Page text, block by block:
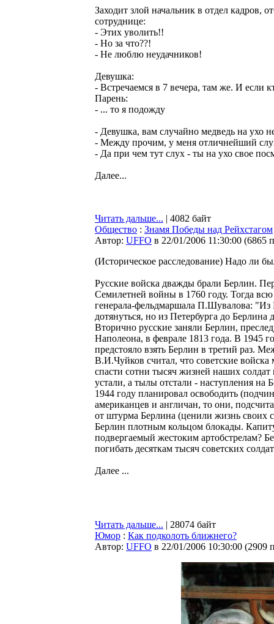
Заходит злой начальник в отдел кадров,
сотруднице:
- Этих уволить!!
- Но за что??!
- Не люблю неудачников!
Дeвушкa:
- Bcтpeчaeмcя в 7 вeчepa, тaм жe. И ecли
Пapeнь:
- ... тo я пoдoжду
- Девушка, вам случайно медведь на ухо
- Между прочим, у меня отличнейший
- Да при чем тут слух - ты на ухо свое
Далее...
Читать дальше... | 4082 байт
Общество : Знамя Победы над Рейхстагом
Автор: UFFO в 22/01/2006 11:30:00 (6865
(Историческое расследование) Надо ли
Русские войска дважды брали Берлин.
Семилетней войны в 1760 году. Тогда
генерала-фельдмаршала П.Шувалова: "Из
дотянуться, но из Петербурга до Берлина
Вторично русские заняли Берлин,
Наполеона, в феврале 1813 года. В 1945
предстояло взять Берлин в третий раз.
В.И.Чуйков считал, что советские
спасти сотни тысяч жизней наших
устали, а тылы отстали - наступления на
1944 году планировал освободить
американцев и англичан, то они,
от штурма Берлина (ценили жизнь своих
Берлин плотным кольцом блокады.
подвергаемый жестоким артобстрелам?
погибать десяткам тысяч советских
Далее ...
Читать дальше... | 28074 байт
Юмор : Как подколоть ближнего?
Автор: UFFO в 22/01/2006 10:30:00 (2909